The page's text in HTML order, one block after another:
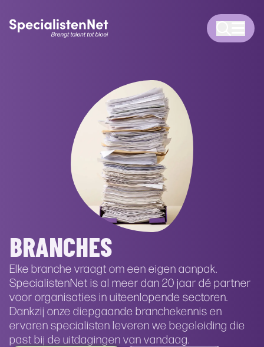
BRANCHES
Elke branche vraagt om een eigen aanpak.
SpecialistenNet is al meer dan 20 jaar dé partner
voor organisaties in uiteenlopende sectoren.
Dankzij onze diepgaande branchekennis en
ervaren specialisten leveren we begeleiding die
past bij de uitdagingen van vandaag.